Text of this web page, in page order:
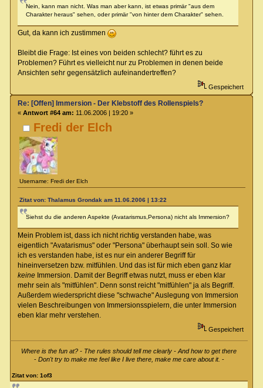
Nein, kann man nicht. Was man aber kann, ist etwas primär "aus dem
Charakter heraus" sehen, oder primär "von hinter dem Charakter" sehen.
Gut, da kann ich zustimmen
Bleibt die Frage: Ist eines von beiden schlecht? führt es zu
Problemen? Führt es vielleicht nur zu Problemen in denen beide
Ansichten sehr gegensätzlich aufeinandertreffen?
Gespeichert
Fredi der Elch
Username: Fredi der Elch
Re: [Offen] Immersion - Der Klebstoff des Rollenspiels?
« Antwort #64 am: 11.06.2006 | 19:20 »
Zitat von: Thalamus Grondak am 11.06.2006 | 13:22
Siehst du die anderen Aspekte (Avatarismus,Persona) nicht als Immersion?
Mein Problem ist, dass ich nicht richtig verstanden habe, was
eigentlich "Avatarismus" oder "Persona" überhaupt sein soll. So wie
ich es verstanden habe, ist es nur ein anderer Begriff für
hineinversetzen bzw. mitfühlen. Und das ist für mich eben ganz klar
keineImmersion. Damit der Begriff etwas nutzt, muss er eben klar
mehr sein als "mitfühlen". Denn sonst reicht "mitfühlen" ja als Begriff.
Außerdem wiederspricht diese "schwache" Auslegung von Immersion
vielen Beschreibungen von Immersionsspielern, die unter Immersion
eben klar mehr verstehen.
Gespeichert
Where is the fun at? - The rules should tell me clearly - And how to get there
- Don't try to make me feel like I live there, make me care about it. -
Zitat von: 1of3